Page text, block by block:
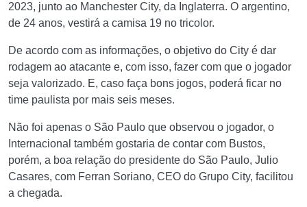
2023, junto ao Manchester City, da Inglaterra. O argentino,
de 24 anos, vestirá a camisa 19 no tricolor.
De acordo com as informações, o objetivo do City é dar
rodagem ao atacante e, com isso, fazer com que o jogador
seja valorizado. E, caso faça bons jogos, poderá ficar no
time paulista por mais seis meses.
Não foi apenas o São Paulo que observou o jogador, o
Internacional também gostaria de contar com Bustos,
porém, a boa relação do presidente do São Paulo, Julio
Casares, com Ferran Soriano, CEO do Grupo City, facilitou
a chegada.